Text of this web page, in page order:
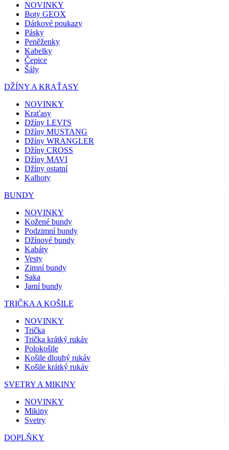
NOVINKY
Boty GEOX
Dárkové poukazy
Pásky
Peněženky
Kabelky
Čepice
Šály
DŽÍNY A KRAŤASY
NOVINKY
Kraťasy
Džíny LEVI'S
Džíny MUSTANG
Džíny WRANGLER
Džíny CROSS
Džíny MAVI
Džíny ostatní
Kalhoty
BUNDY
NOVINKY
Kožené bundy
Podzimní bundy
Džínové bundy
Kabáty
Vesty
Zimní bundy
Saka
Jarní bundy
TRIČKA A KOŠILE
NOVINKY
Trička
Trička krátký rukáv
Polokošile
Košile dlouhý rukáv
Košile krátký rukáv
SVETRY A MIKINY
NOVINKY
Mikiny
Svetry
DOPLŇKY